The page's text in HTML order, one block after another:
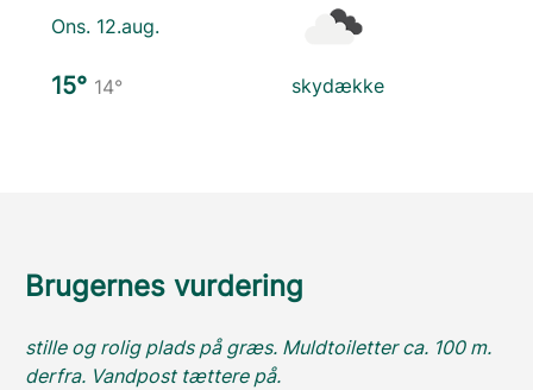
Ons. 12.aug.
15° 14° skydække
Brugernes vurdering
stille og rolig plads på græs. Muldtoiletter ca. 100 m.
derfra. Vandpost tættere på.